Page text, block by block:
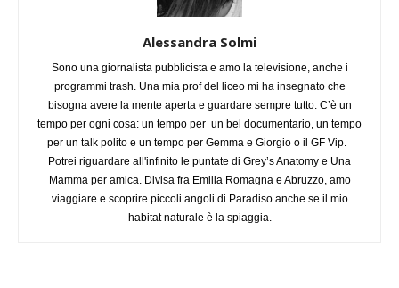
Alessandra Solmi
Sono una giornalista pubblicista e amo la televisione, anche i
programmi trash. Una mia prof del liceo mi ha insegnato che
bisogna avere la mente aperta e guardare sempre tutto. C’è un
tempo per ogni cosa: un tempo per un bel documentario, un tempo
per un talk polito e un tempo per Gemma e Giorgio o il GF Vip.
Potrei riguardare all'infinito le puntate di Grey’s Anatomy e Una
Mamma per amica. Divisa fra Emilia Romagna e Abruzzo, amo
viaggiare e scoprire piccoli angoli di Paradiso anche se il mio
habitat naturale è la spiaggia.